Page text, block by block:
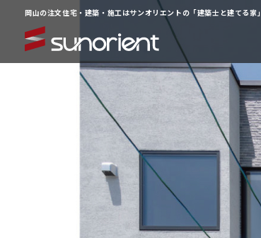
岡山の注文住宅・建築・施工はサンオリエントの「建築士と建てる家」
一級建築士の相談室
注文住宅について
ラインナップ